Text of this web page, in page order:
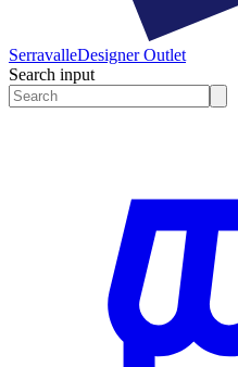
SerravalleDesigner Outlet
Search input